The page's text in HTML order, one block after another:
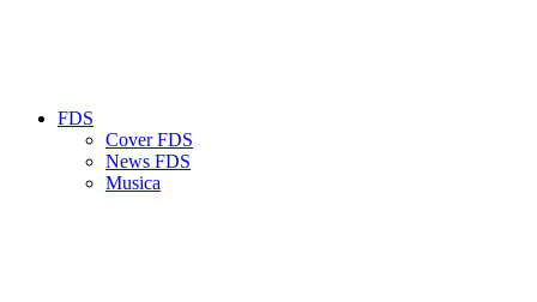
FDS
Cover FDS
News FDS
Musica